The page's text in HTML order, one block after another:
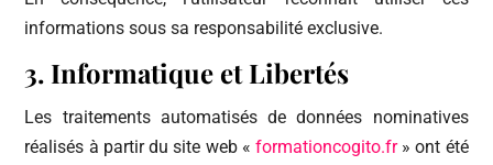
informations sous sa responsabilité exclusive.
3. Informatique et Libertés
Les traitements automatisés de données nominatives
réalisés à partir du site web « formationcogito.fr» ont été